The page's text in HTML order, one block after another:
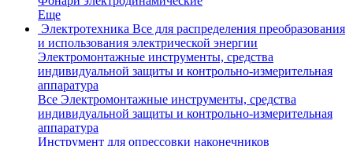
Еще
Электротехника Все для распределения преобразования
и использования электрической энергии
Электромонтажные инструменты, средства
индивидуальной защиты и контрольно-измерительная
аппаратура
Все Электромонтажные инструменты, средства
индивидуальной защиты и контрольно-измерительная
аппаратура
Инструмент для опрессовки наконечников